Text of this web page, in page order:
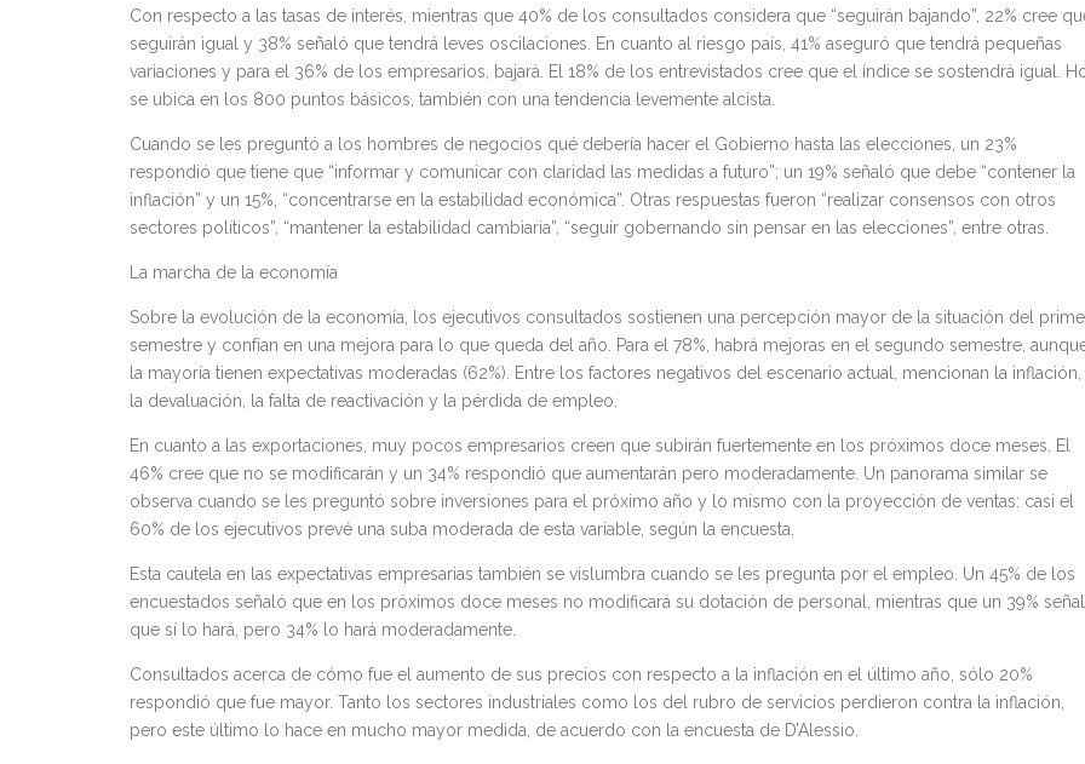
Con respecto a las tasas de interés, mientras que 40% de los consultados considera que “seguirán bajando”, 22% cree
seguirán igual y 38% señaló que tendrá leves oscilaciones. En cuanto al riesgo país, 41% aseguró que tendrá pequeñas
variaciones y para el 36% de los empresarios, bajará. El 18% de los entrevistados cree que el índice se sostendrá igual.
se ubica en los 800 puntos básicos, también con una tendencia levemente alcista.
Cuando se les preguntó a los hombres de negocios qué debería hacer el Gobierno hasta las elecciones, un 23%
respondió que tiene que “informar y comunicar con claridad las medidas a futuro”; un 19% señaló que debe “contener la
inflación” y un 15%, “concentrarse en la estabilidad económica”. Otras respuestas fueron “realizar consensos con otros
sectores políticos”, “mantener la estabilidad cambiaria”, “seguir gobernando sin pensar en las elecciones”, entre otras.
La marcha de la economía
Sobre la evolución de la economía, los ejecutivos consultados sostienen una percepción mayor de la situación del
semestre y confían en una mejora para lo que queda del año. Para el 78%, habrá mejoras en el segundo semestre,
la mayoría tienen expectativas moderadas (62%). Entre los factores negativos del escenario actual, mencionan la inflación,
la devaluación, la falta de reactivación y la pérdida de empleo.
En cuanto a las exportaciones, muy pocos empresarios creen que subirán fuertemente en los próximos doce meses. El
46% cree que no se modificarán y un 34% respondió que aumentarán pero moderadamente. Un panorama similar se
observa cuando se les preguntó sobre inversiones para el próximo año y lo mismo con la proyección de ventas: casi el
60% de los ejecutivos prevé una suba moderada de esta variable, según la encuesta.
Esta cautela en las expectativas empresarias también se vislumbra cuando se les pregunta por el empleo. Un 45% de los
encuestados señaló que en los próximos doce meses no modificará su dotación de personal, mientras que un 39%
que sí lo hará, pero 34% lo hará moderadamente.
Consultados acerca de cómo fue el aumento de sus precios con respecto a la inflación en el último año, sólo 20%
respondió que fue mayor. Tanto los sectores industriales como los del rubro de servicios perdieron contra la inflación,
pero este último lo hace en mucho mayor medida, de acuerdo con la encuesta de D’Alessio.